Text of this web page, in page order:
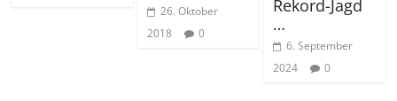
26. Oktober
2018
0
Rekord-Jagd
…
6. September
2024
0